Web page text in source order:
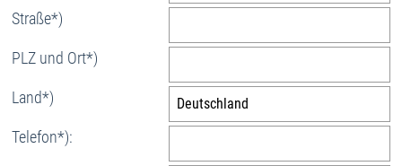
Straße*)
PLZ und Ort*)
Land*)
Telefon*):